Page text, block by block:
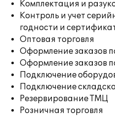
Комплектация и
Контроль и учет
годности и
Оптовая торговля
Оформление заказов
Оформление заказов
Подключение
Подключение
Резервирование ТМЦ
Розничная торговля